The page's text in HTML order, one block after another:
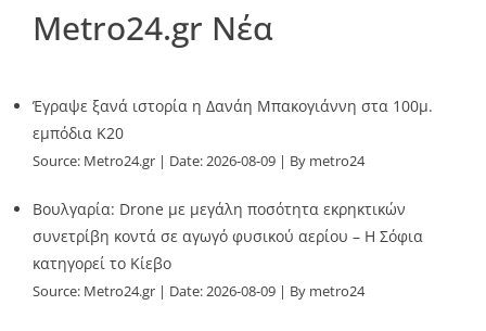
Metro24.gr Νέα
Έγραψε ξανά ιστορία η Δανάη Μπακογιάννη στα 100μ.
εμπόδια Κ20
Source: Metro24.gr Date: 2026-08-09 By metro24
Βουλγαρία: Drone με μεγάλη ποσότητα εκρηκτικών
συνετρίβη κοντά σε αγωγό φυσικού αερίου – Η Σόφια
κατηγορεί το Κίεβο
Source: Metro24.gr Date: 2026-08-09 By metro24